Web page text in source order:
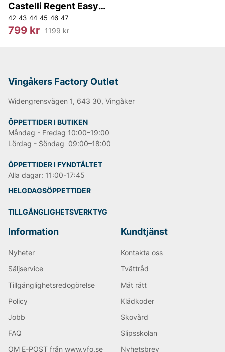
Castelli Regent Easy
Iron Reg
42 43 44 45 46 47
799 kr 1199 kr
Vingåkers Factory Outlet
Widengrensvägen 1, 643 30, Vingåker
ÖPPETTIDER I BUTIKEN
Måndag - Fredag 10:00–19:00
Lördag - Söndag 09:00–18:00
ÖPPETTIDER I FYNDTÄLTET
Alla dagar: 11:00-17:45
HELGDAGSÖPPETTIDER
TILLGÄNGLIGHETSVERKTYG
Information
Nyheter
Säljservice
Tillgänglighetsredogörelse
Policy
Jobb
FAQ
OM E-POST från www.vfo.se
Kundtjänst
Kontakta oss
Tvättråd
Mät rätt
Klädkoder
Skovård
Slipsskolan
Nyhetsbrev